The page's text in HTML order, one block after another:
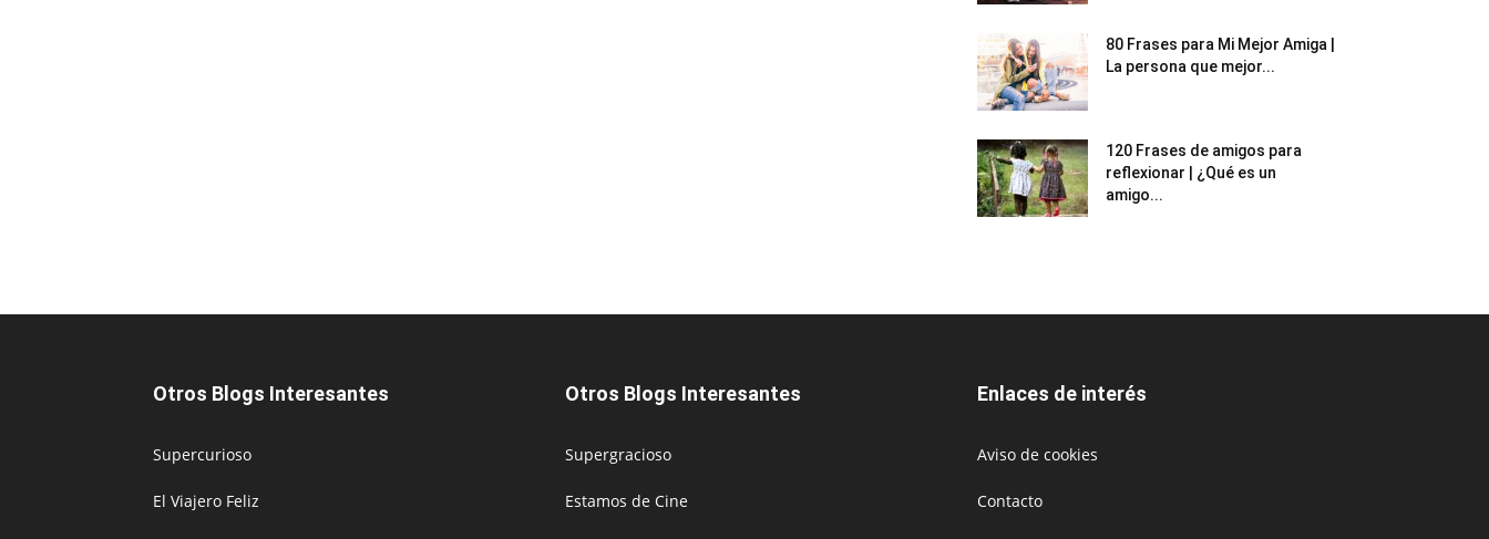
80 Frases para Mi Mejor Amiga |
La persona que mejor...
120 Frases de amigos para
reflexionar | ¿Qué es un
amigo...
Otros Blogs Interesantes
Supercurioso
El Viajero Feliz
Otros Blogs Interesantes
Supergracioso
Estamos de Cine
Enlaces de interés
Aviso de cookies
Contacto